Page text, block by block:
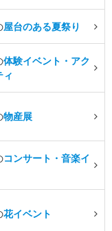
屋台のある夏祭り
体験イベント・アク
ィ
物産展
コンサート・音楽イ
花イベント